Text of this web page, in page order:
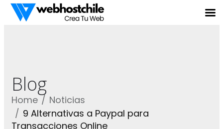
Blog
Home
Noticias
9 Alternativas a Paypal para
Transacciones Online